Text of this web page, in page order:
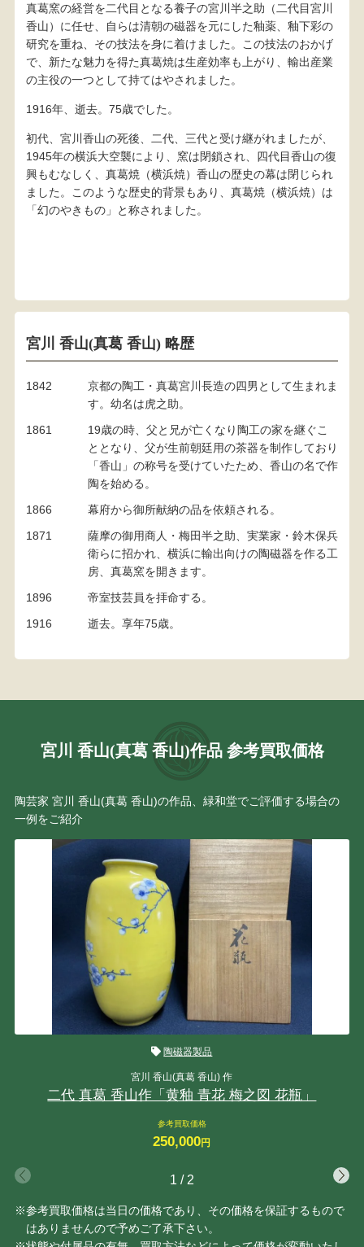
真葛窯の経営を二代目となる養子の宮川半之助（二代目宮川
香山）に任せ、自らは清朝の磁器を元にした釉薬、釉下彩の
研究を重ね、その技法を身に着けました。この技法のおかげ
で、新たな魅力を得た真葛焼は生産効率も上がり、輸出産業
の主役の一つとして持てはやされました。
1916年、逝去。75歳でした。
初代、宮川香山の死後、二代、三代と受け継がれましたが、
1945年の横浜大空襲により、窯は閉鎖され、四代目香山の復
興もむなしく、真葛焼（横浜焼）香山の歴史の幕は閉じられ
ました。このような歴史的背景もあり、真葛焼（横浜焼）は
「幻のやきもの」と称されました。
宮川 香山(真葛 香山) 略歴
1842
京都の陶工・真葛宮川長造の四男として生まれま
す。幼名は虎之助。
1861
19歳の時、父と兄が亡くなり陶工の家を継ぐこ
ととなり、父が生前朝廷用の茶器を制作しており
「香山」の称号を受けていたため、香山の名で作
陶を始める。
1866
幕府から御所献納の品を依頼される。
1871
薩摩の御用商人・梅田半之助、実業家・鈴木保兵
衛らに招かれ、横浜に輸出向けの陶磁器を作る工
房、真葛窯を開きます。
1896
帝室技芸員を拝命する。
1916
逝去。享年75歳。
宮川 香山(真葛 香山)作品 参考買取価格
陶芸家 宮川 香山(真葛 香山)の作品、緑和堂でご評価する場合の
一例をご紹介
陶磁器製品
宮川 香山(真葛 香山) 作
二代 真葛 香山作「黄釉 青花 梅之図 花瓶」
参考買取価格
250,000円
1 / 2
※参考買取価格は当日の価格であり、その価格を保証するもので
はありませんので予めご了承下さい。